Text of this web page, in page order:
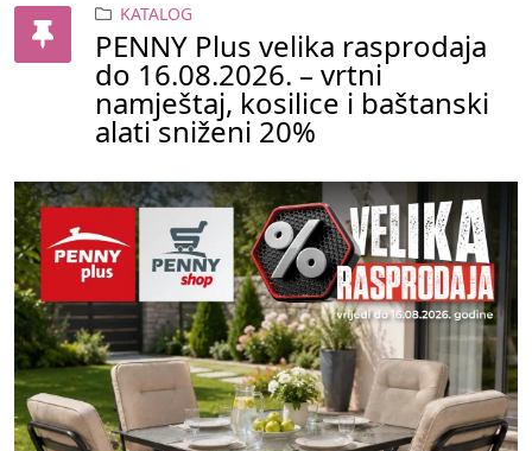
KATALOG
PENNY Plus velika rasprodaja
do 16.08.2026. – vrtni
namještaj, kosilice i baštanski
alati sniženi 20%